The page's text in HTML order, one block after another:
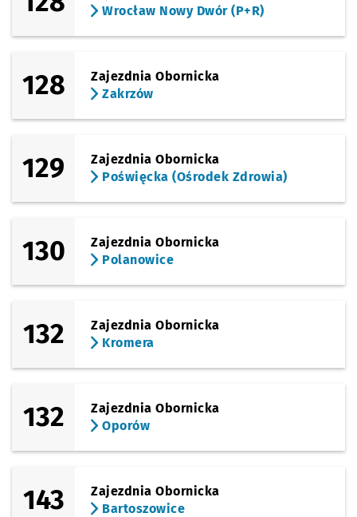
Wrocław Nowy Dwór (P+R)
128
Zajezdnia Obornicka
Zakrzów
129
Zajezdnia Obornicka
Poświęcka (Ośrodek Zdrowia)
130
Zajezdnia Obornicka
Polanowice
132
Zajezdnia Obornicka
Kromera
132
Zajezdnia Obornicka
Oporów
143
Zajezdnia Obornicka
Bartoszowice